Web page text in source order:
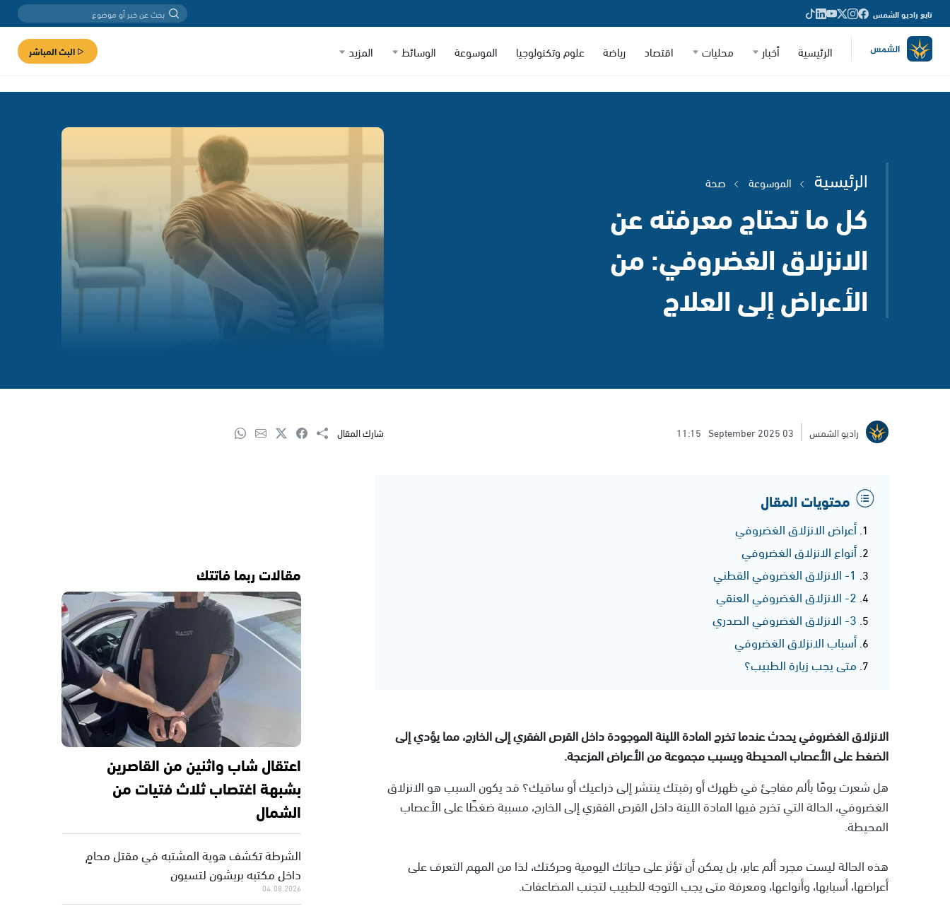
تابع راديو الشمس
الرئيسية أخبار محليات اقتصاد رياضة علوم وتكنولوجيا الموسوعة الوسائط المزيد البث المباشر
الرئيسية الموسوعة صحة
كل ما تحتاج معرفته عن
الانزلاق الغضروفي: من
الأعراض إلى العلاج
راديو الشمس 03 September 2025
11:15 شارك المقال
محتويات المقال
أعراض الانزلاق الغضروفي
أنواع الانزلاق الغضروفي
1- الانزلاق الغضروفي القطني
2- الانزلاق الغضروفي العنقي
3- الانزلاق الغضروفي الصدري
أسباب الانزلاق الغضروفي
متى يجب زيارة الطبيب؟
الانزلاق الغضروفي يحدث عندما تخرج المادة اللينة الموجودة داخل القرص الفقري إلى الخارج، مما يؤدي إلى
الضغط على الأعصاب المحيطة ويسبب مجموعة من الأعراض المزعجة.
هل شعرت يومًا بألم مفاجئ في ظهرك أو رقبتك ينتشر إلى ذراعيك أو ساقيك؟ قد يكون السبب هو الانزلاق
الغضروفي، الحالة التي تخرج فيها المادة اللينة داخل القرص الفقري إلى الخارج، مسببة ضغطًا على الأعصاب
المحيطة.
هذه الحالة ليست مجرد ألم عابر، بل يمكن أن تؤثر على حياتك اليومية وحركتك، لذا من المهم التعرف على
أعراضها، أسبابها، وأنواعها، ومعرفة متى يجب التوجه للطبيب لتجنب المضاعفات.
مقالات ربما فاتتك
اعتقال شاب واثنين من القاصرين
بشبهة اغتصاب ثلاث فتيات من
الشمال
الشرطة تكشف هوية المشتبه في مقتل محامٍ
داخل مكتبه بريشون لتسيون
04.08.2026